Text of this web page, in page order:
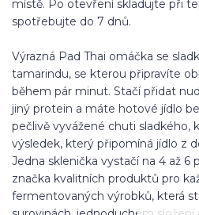
místě. Po otevření skladujte při
spotřebujte do 7 dnů.
Výrazná Pad Thai omáčka se
tamarindu, se kterou připravíte
během pár minut. Stačí přidat
jiný protein a máte hotové jídlo
pečlivě vyvážené chuti sladkého,
výsledek, který připomíná jídlo z
Jedna sklenička vystačí na 4 až 6
značka kvalitních produktů pro
fermentovaných výrobků, která